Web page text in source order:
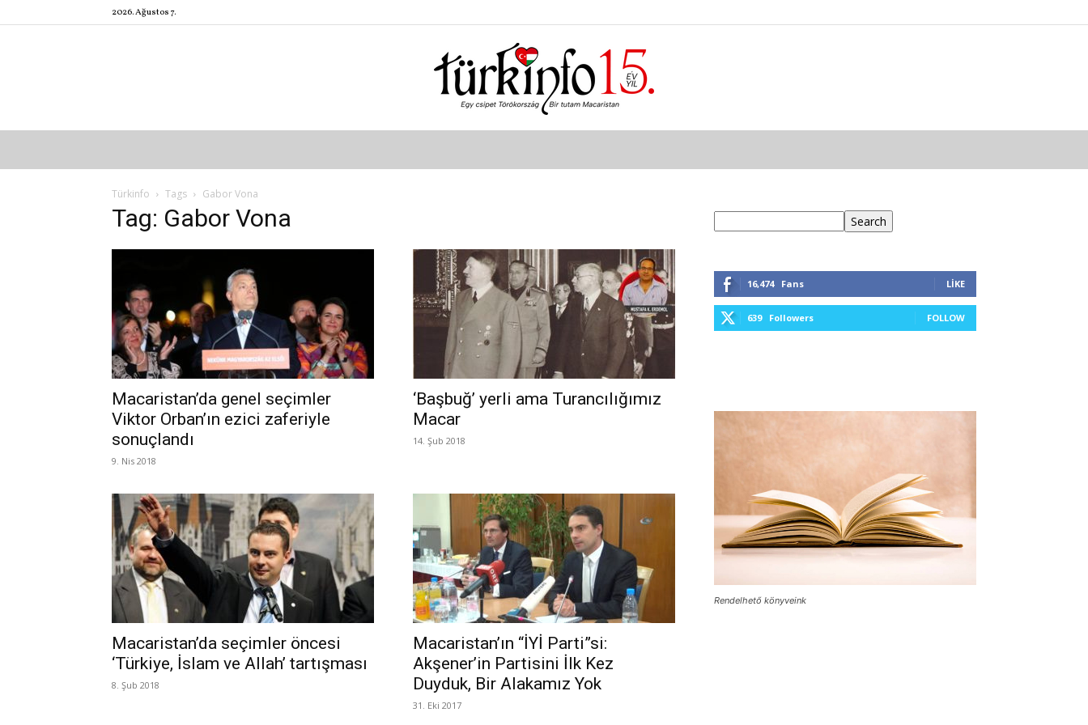
2026. Ağustos 7.
Türkinfo
Türkinfo Tags Gabor Vona
Tag: Gabor Vona
Macaristan’da genel seçimler
Viktor Orban’ın ezici zaferiyle
sonuçlandı
9. Nis 2018
‘Başbuğ’ yerli ama Turancılığımız
Macar
14. Şub 2018
Macaristan’da seçimler öncesi
‘Türkiye, İslam ve Allah’ tartışması
8. Şub 2018
Macaristan’ın “İYİ Parti”si:
Akşener’in Partisini İlk Kez
Duyduk, Bir Alakamız Yok
31. Eki 2017
Search
16,474 Fans LIKE
639 Followers FOLLOW
Rendelhető könyveink